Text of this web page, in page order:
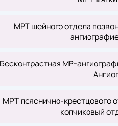
МРТ шейного отдела
Бесконтрастная МР-
МРТ пояснично-крестцового
копчиковый